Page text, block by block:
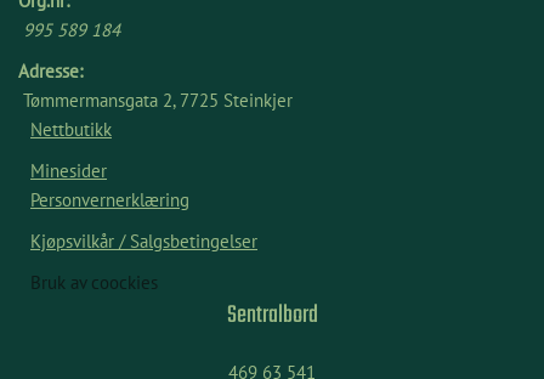
995 589 184
Adresse:
Tømmermansgata 2, 7725 Steinkjer
Nettbutikk
Minesider
Personvernerklæring
Kjøpsvilkår / Salgsbetingelser
Bruk av coockies
Sentralbord
469 63 541